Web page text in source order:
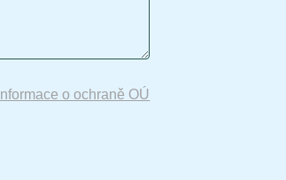
Informace o ochraně OÚ